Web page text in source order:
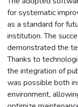
for systematic
as a standard for
institution. The
demonstrated the
Thanks to
the integration of
was possible both
environment,